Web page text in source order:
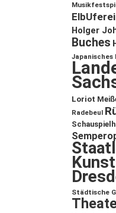
ElbUferei
Holger
Buches
Japanisches
Loriot
Radebeul
Städtische